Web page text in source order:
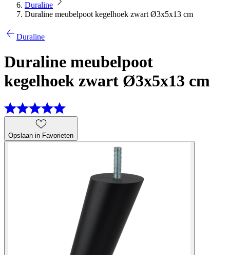
Duraline
Duraline meubelpoot kegelhoek zwart Ø3x5x13 cm
Duraline
Duraline meubelpoot
kegelhoek zwart Ø3x5x13 cm
Opslaan in Favorieten